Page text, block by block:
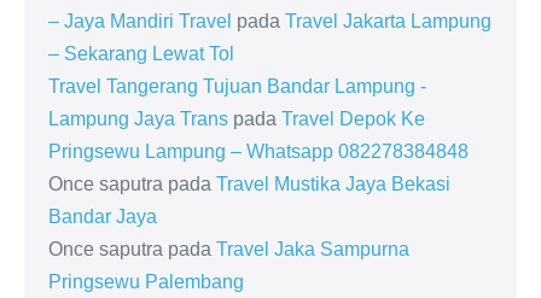
– Jaya Mandiri Travel pada Travel Jakarta Lampung
– Sekarang Lewat Tol
Travel Tangerang Tujuan Bandar Lampung -
Lampung Jaya Trans pada Travel Depok Ke
Pringsewu Lampung – Whatsapp 082278384848
Once saputra pada Travel Mustika Jaya Bekasi
Bandar Jaya
Once saputra pada Travel Jaka Sampurna
Pringsewu Palembang